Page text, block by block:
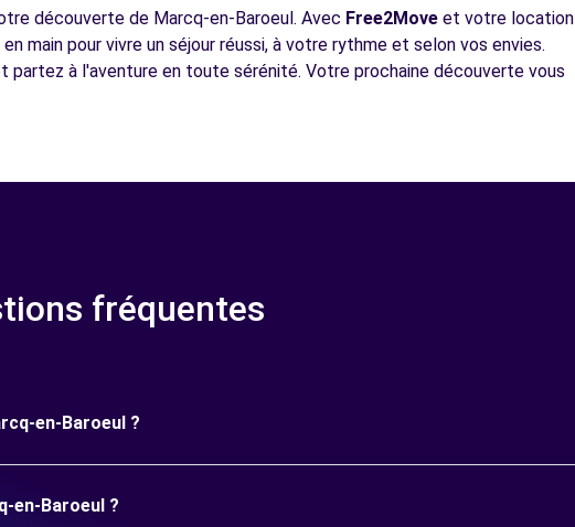
découverte de Marcq-en-Baroeul. Avec Free2Move et votre location
main pour vivre un séjour réussi, à votre rythme et selon vos envies.
partez à l'aventure en toute sérénité. Votre prochaine découverte vous
fréquentes
en-Baroeul ?
en-Baroeul ?